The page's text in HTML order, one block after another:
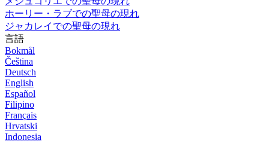
ホーリー・ラブでの聖母の現れ
ジャカレイでの聖母の現れ
言語
Bokmål
Čeština
Deutsch
English
Español
Filipino
Français
Hrvatski
Indonesia